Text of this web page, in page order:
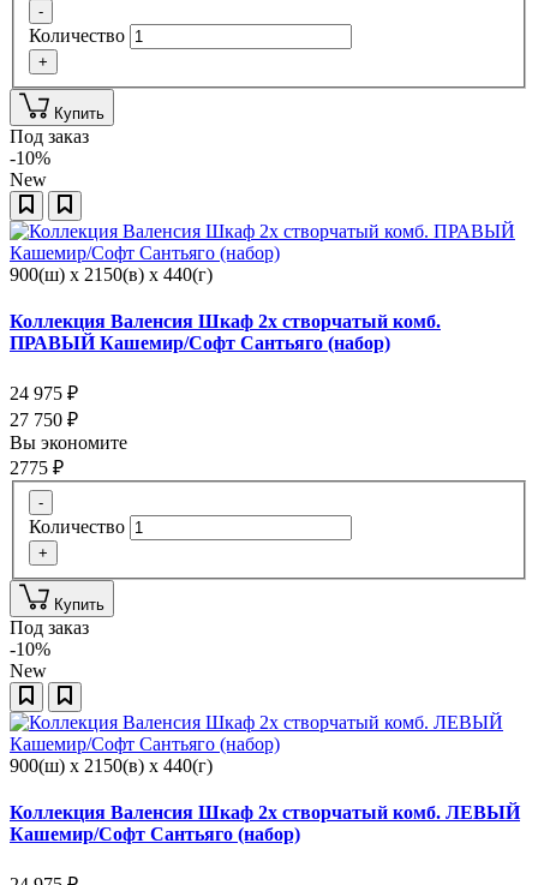
-
Количество
+
Купить
Под заказ
-10%
New
900(ш) x 2150(в) x 440(г)
Коллекция Валенсия Шкаф 2х створчатый комб.
ПРАВЫЙ Кашемир/Софт Сантьяго (набор)
24 975 ₽
27 750 ₽
Вы экономите
2775 ₽
-
Количество
+
Купить
Под заказ
-10%
New
900(ш) x 2150(в) x 440(г)
Коллекция Валенсия Шкаф 2х створчатый комб. ЛЕВЫЙ
Кашемир/Софт Сантьяго (набор)